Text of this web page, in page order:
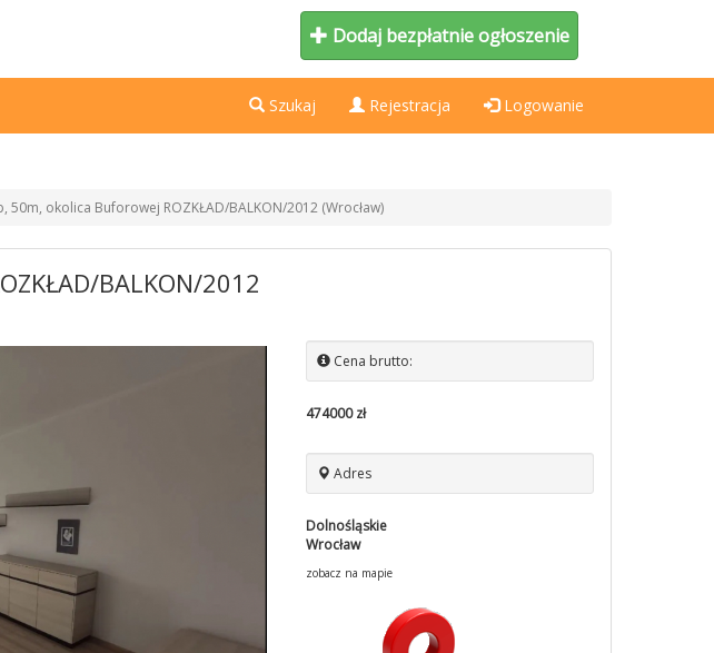
Dodaj bezpłatnie ogłoszenie
Szukaj Rejestracja Logowanie
50m, okolica Buforowej ROZKŁAD/BALKON/2012 (Wrocław)
BALKON/2012
Cena brutto:
474000 zł
Adres
Dolnośląskie
Wrocław
zobacz na mapie